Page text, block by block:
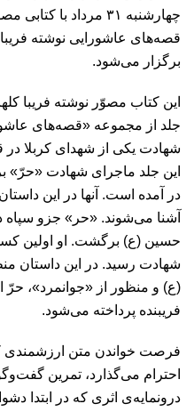
چهارشنبه ۳۱ مرداد
قصه‌های عاشورایی نوشته
برگزار می‌شود.
این کتاب مصوّر نوشته فریبا
جلد از مجموعه «قصه‌های
شهادت یکی از شهدای کربلا در
این جلد ماجرای شهادت «حرّ»
در آمده است. آنها در این
آشنا می‌شوند. «حر» جزو سپاه
حسین (ع) برگشت. او اولین کسی
شهادت رسید. در این داستان
(ع) و منظور از «جوانمرد»،
فریبنده پرداخته می‌شود.
فرصت خواندن متن
احترام می‌گذارد، تمرین
درونمایه‌ی اثری که در ابتدا